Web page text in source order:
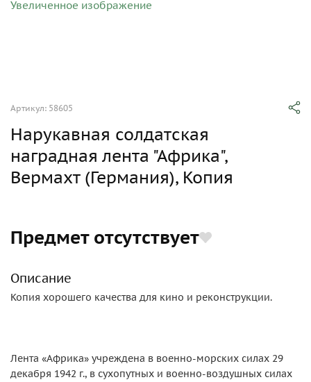
Артикул: 58605
Нарукавная солдатская
наградная лента "Африка",
Вермахт (Германия), Копия
Предмет отсутствует
Описание
Копия хорошего качества для кино и реконструкции.
Лента «Африка» учреждена в военно-морских силах 29
декабря 1942 г., в сухопутных и военно-воздушных силах